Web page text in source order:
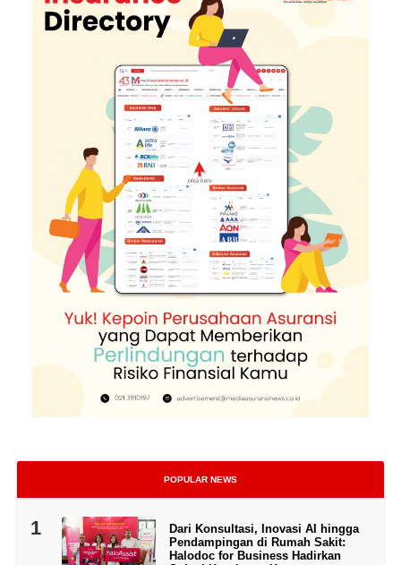
POPULAR NEWS
1
Dari Konsultasi, Inovasi AI hingga
Pendampingan di Rumah Sakit:
Halodoc for Business Hadirkan